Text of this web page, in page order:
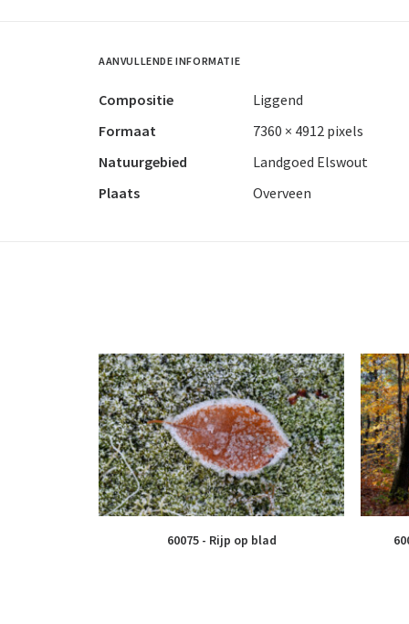
AANVULLENDE INFORMATIE
Compositie
Liggend
Formaat
7360 × 4912 pixels
Natuurgebied
Landgoed Elswout
Plaats
Overveen
60075 - Rijp op blad